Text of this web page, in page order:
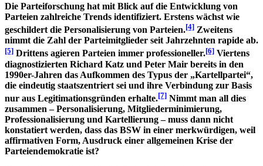
Die Parteiforschung hat mit Blick auf die Entwicklung von
Parteien zahlreiche Trends identifiziert. Erstens wächst wie
geschildert die Personalisierung von Parteien.[4] Zweitens
nimmt die Zahl der Parteimitglieder seit Jahrzehnten rapide ab.
[5] Drittens agieren Parteien immer professioneller.[6] Viertens
diagnostizierten Richard Katz und Peter Mair bereits in den
1990er-Jahren das Aufkommen des Typus der „Kartellpartei“,
die eindeutig staatszentriert sei und ihre Verbindung zur Basis
nur aus Legitimationsgründen erhalte.[7] Nimmt man all dies
zusammen – Personalisierung, Mitgliederminimierung,
Professionalisierung und Kartellierung – muss dann nicht
konstatiert werden, dass das BSW in einer merkwürdigen, weil
affirmativen Form, Ausdruck einer allgemeinen Krise der
Parteiendemokratie ist?